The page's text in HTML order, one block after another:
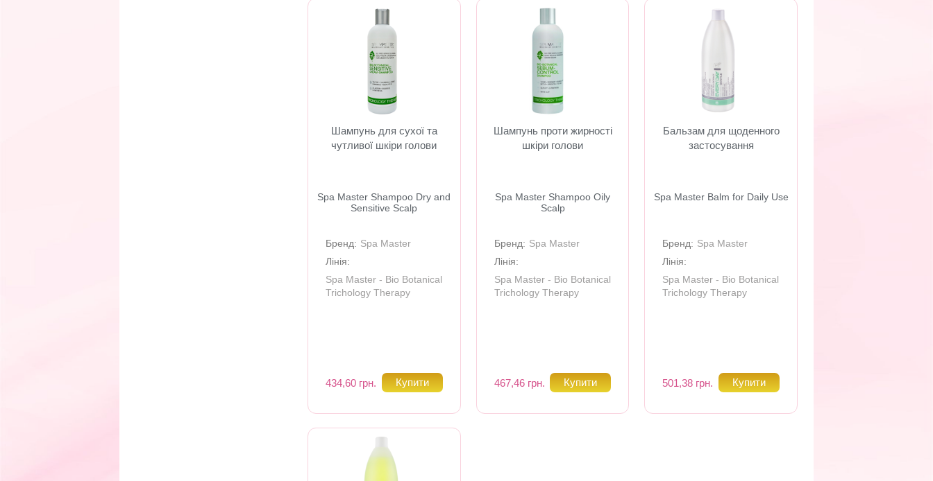
Шампунь для сухої та
чутливої шкіри голови
Spa Master Shampoo Dry and
Sensitive Scalp
Бренд: Spa Master
Лінія:
Spa Master - Bio Botanical
Trichology Therapy
434,60 грн.
Шампунь проти жирності
шкіри голови
Spa Master Shampoo Oily
Scalp
Бренд: Spa Master
Лінія:
Spa Master - Bio Botanical
Trichology Therapy
467,46 грн.
Бальзам для щоденного
застосування
Spa Master Balm for Daily Use
Бренд: Spa Master
Лінія:
Spa Master - Bio Botanical
Trichology Therapy
501,38 грн.